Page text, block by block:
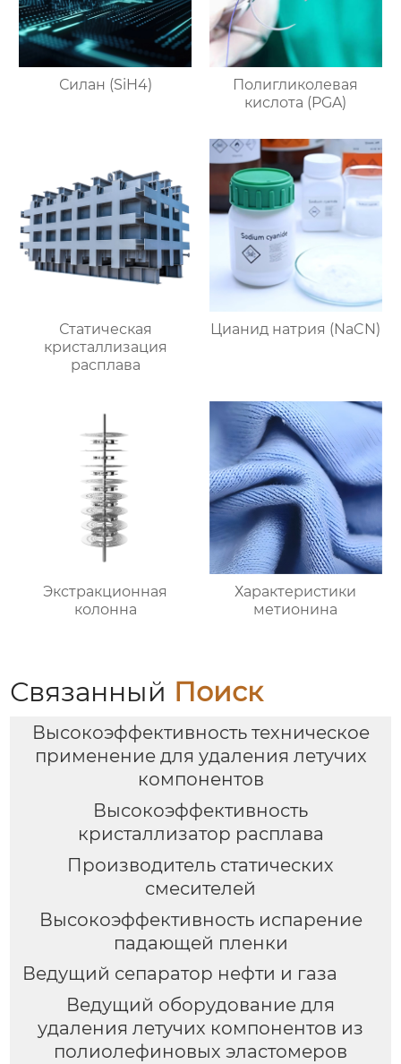
Силан (SiH4)
Полигликолевая
кислота (PGA)
Статическая
кристаллизация
расплава
Цианид натрия (NaCN)
Экстракционная
колонна
Характеристики
метионина
Связанный Поиск
Высокоэффективность техническое
применение для удаления летучих
компонентов
Высокоэффективность
кристаллизатор расплава
Производитель статических
смесителей
Высокоэффективность испарение
падающей пленки
Ведущий сепаратор нефти и газа
Ведущий оборудование для
удаления летучих компонентов из
полиолефиновых эластомеров